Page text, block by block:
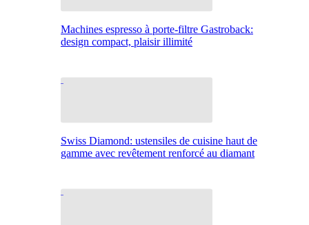
Machines espresso à porte-filtre Gastroback:
design compact, plaisir illimité
Swiss Diamond: ustensiles de cuisine haut de
gamme avec revêtement renforcé au diamant